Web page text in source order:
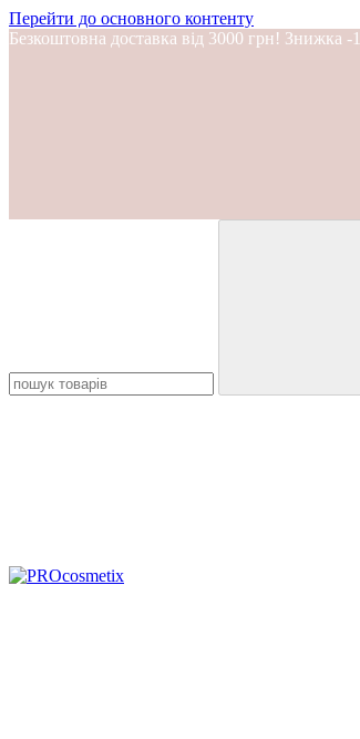
Перейти до основного контенту
Безкоштовна доставка від 3000 грн! Знижка